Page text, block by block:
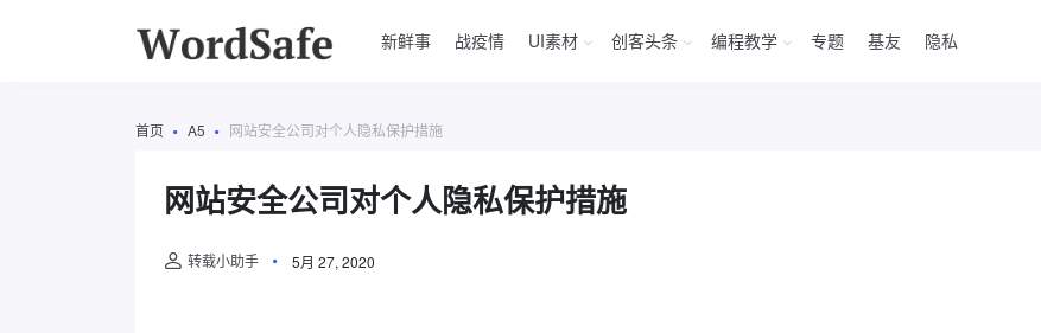
新鲜事 战疫情 UI素材 创客头条 编程教学 专题 基友 隐私
首页 A5 网站安全公司对个人隐私保护措施
网站安全公司对个人隐私保护措施
转载小助手 5月 27, 2020